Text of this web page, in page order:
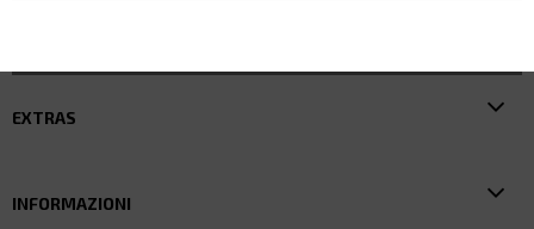
EXTRAS
INFORMAZIONI